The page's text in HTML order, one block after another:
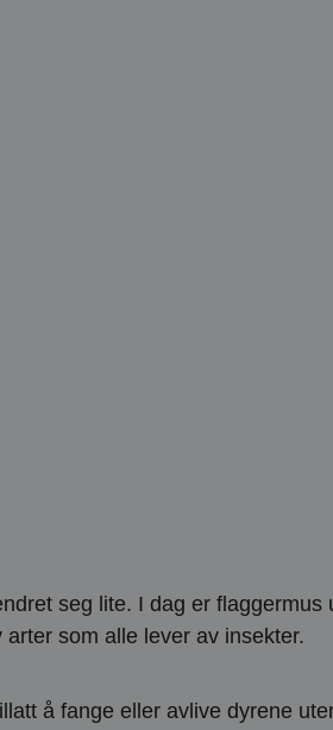
seg lite. I dag er flaggermus
som alle lever av insekter.
å fange eller avlive dyrene